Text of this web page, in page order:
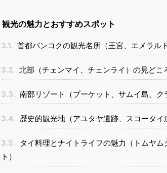
観光の魅力とおすすめスポット
3.1. 首都バンコクの観光名所（王宮、エメラル
3.2. 北部（チェンマイ、チェンライ）の見どこ
3.3. 南部リゾート（プーケット、サムイ島、ク
3.4. 歴史的観光地（アユタヤ遺跡、スコータイ
3.5.
タイ料理とナイトライフの魅力（トムヤ
ト）